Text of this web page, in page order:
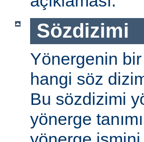
Sözdizimi
Yönergenin bir
hangi söz
Bu sözdizimi
yönerge